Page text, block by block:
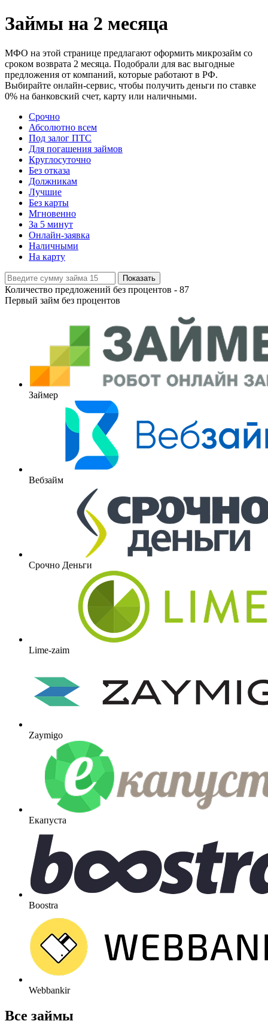
Займы на 2 месяца
МФО на этой странице предлагают оформить микрозайм со
сроком возврата 2 месяца. Подобрали для вас выгодные
предложения от компаний, которые работают в РФ.
Выбирайте онлайн-сервис, чтобы получить деньги по ставке
0% на банковский счет, карту или наличными.
Срочно
Абсолютно всем
Под залог ПТС
Для погашения займов
Круглосуточно
Без отказа
Должникам
Лучшие
Без карты
Мгновенно
За 5 минут
Онлайн-заявка
Наличными
На карту
Показать
Количество предложений без процентов - 87
Первый займ без процентов
Займер
Вебзайм
Срочно Деньги
Lime-zaim
Zaymigo
Екапуста
Boostra
Webbankir
Все займы